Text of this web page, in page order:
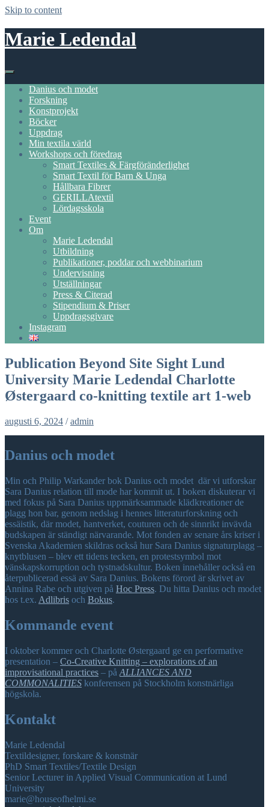
Skip to content
Marie Ledendal
Danius och modet
Forskning
Konstprojekt
Böcker
Uppdrag
Min textila värld
Workshops och föredrag
Smart Textiles & Färgföränderlighet
Smart Textil för Barn & Unga
Hållbara Fibrer
GERILLAtextil
Lördagsskola
Event
Om
Marie Ledendal
Utbildning
Publikationer, poddar och webbinarium
Undervisning
Utställningar
Press & Citerad
Stipendium & Priser
Uppdragsgivare
Instagram
Publication Beyond Site Sight Lund
University Marie Ledendal Charlotte
Østergaard co-knitting textile art 1-web
augusti 6, 2024 /admin
Danius och modet
Min och Philip Warkander bok Danius och modet där vi utforskar
Sara Danius relation till mode har kommit ut. I boken diskuterar vi
med fokus på Sara Danius uppmärksammade klädkreationer de
plagg hon bar, genom nedslag i hennes litteraturforskning och
essäistik, där modet, hantverket, couturen och de sinnrikt invävda
budskapen är ständigt närvarande. Mot fonden av senare års kriser i
Svenska Akademien skildras också hur Sara Danius signaturplagg –
knytblusen – blev ett tidens tecken, en protestsymbol mot
vänskapskorruption och tystnadskultur. Boken innehåller också en
återpublicerad essä av Sara Danius. Bokens förord är skrivet av
Annina Rabe och utgiven på Hoc Press. Du hitta Danius och modet
hos t.ex. Adlibris och Bokus.
Kommande event
I oktober kommer och Charlotte Østergaard ge en performative
presentation – Co-Creative Knitting – explorations of an
improvisational practices – på ALLIANCES AND
COMMONALITIES konferensen på Stockholm konstnärliga
högskola.
Kontakt
Marie Ledendal
Textildesigner, forskare & konstnär
PhD Smart Textiles/Textile Design
Senior Lecturer in Applied Visual Communication at Lund
University
marie@houseofhelmi.se